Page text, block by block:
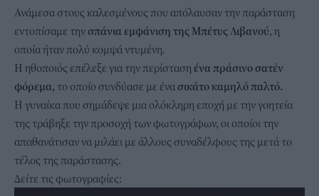
Ανάμεσα στους καλεσμένους που απόλαυσαν την παράσταση
εντοπίσαμε την σπάνια εμφάνιση της Μπέτυς Λιβανού, η
οποία ήταν πολύ κομψά ντυμένη.
Η ηθοποιός επέλεξε για την περίσταση ένα πράσινο σατέν
φόρεμα, το οποίο συνδύασε με ένα σικάτο καμηλό παλτό.
Η γυναίκα που σημάδεψε μια ολόκληρη εποχή με την γοητεία
της τράβηξε την προσοχή των φωτογράφων, οι οποίοι την
απαθανάτισαν να μιλάει με άλλους συναδέλφους της μετά το
τέλος της παράστασης.
Δείτε τις φωτογραφίες: